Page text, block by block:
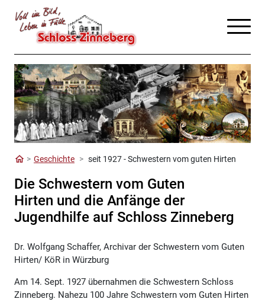
Geschichte seit 1927 - Schwestern vom guten Hirten
Die Schwestern vom Guten
Hirten und die Anfänge der
Jugendhilfe auf Schloss Zinneberg
Dr. Wolfgang Schaffer, Archivar der Schwestern vom Guten
Hirten/ KöR in Würzburg
Am 14. Sept. 1927 übernahmen die Schwestern Schloss
Zinneberg. Nahezu 100 Jahre Schwestern vom Guten Hirten